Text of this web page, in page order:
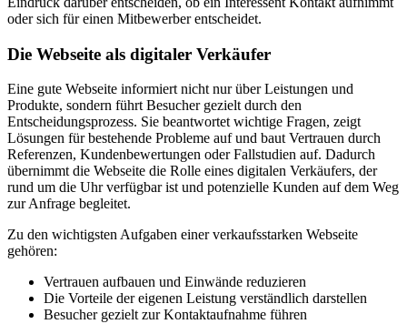
oder sich für einen Mitbewerber entscheidet.
Die Webseite als digitaler Verkäufer
Eine gute Webseite informiert nicht nur über Leistungen und
Produkte, sondern führt Besucher gezielt durch den
Entscheidungsprozess. Sie beantwortet wichtige Fragen, zeigt
Lösungen für bestehende Probleme auf und baut Vertrauen durch
Referenzen, Kundenbewertungen oder Fallstudien auf. Dadurch
übernimmt die Webseite die Rolle eines digitalen Verkäufers, der
rund um die Uhr verfügbar ist und potenzielle Kunden auf dem Weg
zur Anfrage begleitet.
Zu den wichtigsten Aufgaben einer verkaufsstarken Webseite
gehören:
Vertrauen aufbauen und Einwände reduzieren
Die Vorteile der eigenen Leistung verständlich darstellen
Besucher gezielt zur Kontaktaufnahme führen